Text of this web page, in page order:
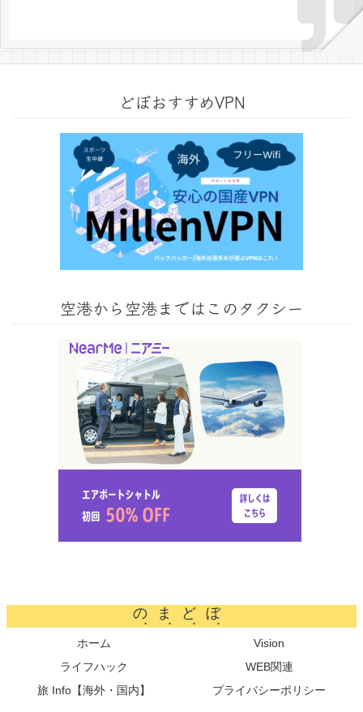
どぼおすすめVPN
空港から空港まではこのタクシー
のまどぼ
ホーム
Vision
ライフハック
WEB関連
旅 Info【海外・国内】
プライバシーポリシー